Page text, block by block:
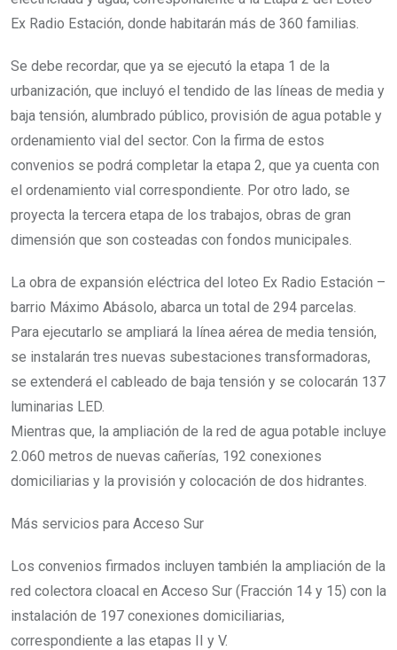
Ex Radio Estación, donde habitarán más de 360 familias.
Se debe recordar, que ya se ejecutó la etapa 1 de la
urbanización, que incluyó el tendido de las líneas de media y
baja tensión, alumbrado público, provisión de agua potable y
ordenamiento vial del sector. Con la firma de estos
convenios se podrá completar la etapa 2, que ya cuenta con
el ordenamiento vial correspondiente. Por otro lado, se
proyecta la tercera etapa de los trabajos, obras de gran
dimensión que son costeadas con fondos municipales.
La obra de expansión eléctrica del loteo Ex Radio Estación –
barrio Máximo Abásolo, abarca un total de 294 parcelas.
Para ejecutarlo se ampliará la línea aérea de media tensión,
se instalarán tres nuevas subestaciones transformadoras,
se extenderá el cableado de baja tensión y se colocarán 137
luminarias LED.
Mientras que, la ampliación de la red de agua potable incluye
2.060 metros de nuevas cañerías, 192 conexiones
domiciliarias y la provisión y colocación de dos hidrantes.
Más servicios para Acceso Sur
Los convenios firmados incluyen también la ampliación de la
red colectora cloacal en Acceso Sur (Fracción 14 y 15) con la
instalación de 197 conexiones domiciliarias,
correspondiente a las etapas II y V.